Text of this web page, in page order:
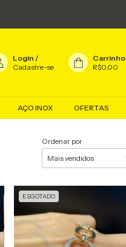
Login /
Cadastre-se
Carrinho
R$0,00
AÇO INOX OFERTAS
Ordenar por
ESGOTADO